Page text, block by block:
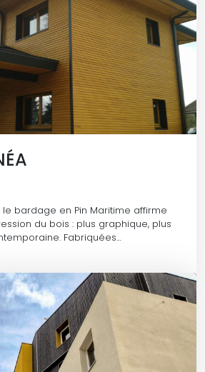
le bardage en Pin Maritime affirme
du bois : plus graphique, plus
Fabriquées…